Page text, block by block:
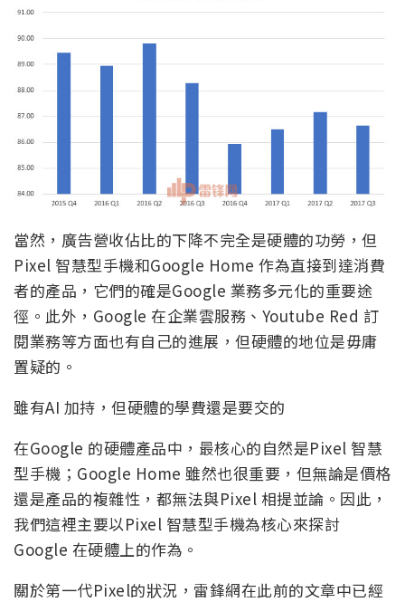
當然，廣告營收佔比的下降不完全是硬體的功勞，但
Pixel 智慧型手機和Google Home 作為直接到達消費
者的產品，它們的確是Google 業務多元化的重要途
徑。此外，Google 在企業雲服務、Youtube Red 訂
閱業務等方面也有自己的進展，但硬體的地位是毋庸
置疑的。
雖有AI 加持，但硬體的學費還是要交的
在Google 的硬體產品中，最核心的自然是Pixel 智慧
型手機；Google Home 雖然也很重要，但無論是價格
還是產品的複雜性，都無法與Pixel 相提並論。因此，
我們這裡主要以Pixel 智慧型手機為核心來探討
Google 在硬體上的作為。
關於第一代Pixel的狀況，雷鋒網在此前的文章中已經